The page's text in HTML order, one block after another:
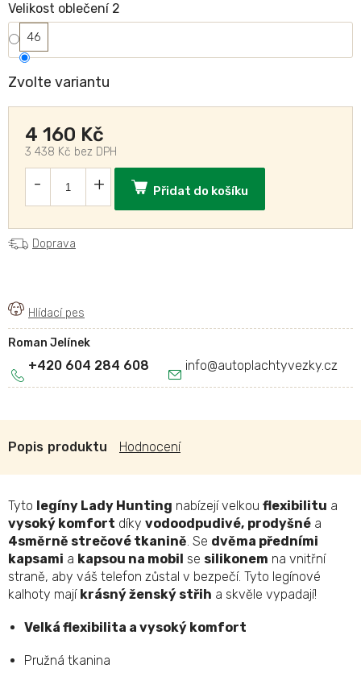
Zvolte variantu
Velikost oblečení 2
46
4 160 Kč
3 438 Kč bez DPH
Přidat do košíku
Roman Jelínek
info@autoplachtyvezky.cz
+420 604 284 608
Doprava
Popis Hodnocení
Tyto legíny Lady Hunting nabízejí velkou flexibilitu a
vysoký komfort díky vodoodpudivé, prodyšné a
4směrně strečové tkanině. Se dvěma předními
kapsami a kapsou na mobil se silikonem na vnitřní
straně, aby váš telefon zůstal v bezpečí. Tyto legínové
kalhoty mají krásný ženský střih a skvěle vypadají!
Velká flexibilita a vysoký komfort
Pružná tkanina